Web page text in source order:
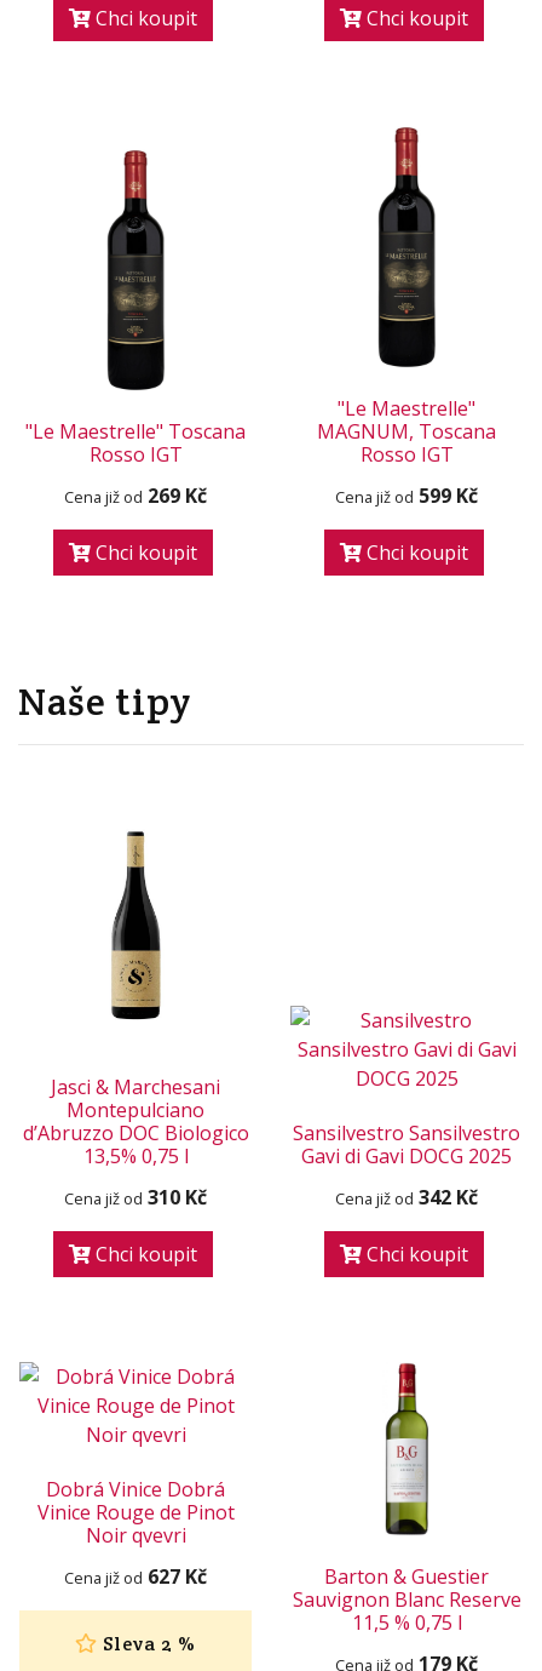
Chci koupit Chci koupit
"Le Maestrelle" Toscana
Rosso IGT
Cena již od 269 Kč
Chci koupit
"Le Maestrelle"
MAGNUM, Toscana
Rosso IGT
Cena již od 599 Kč
Chci koupit
Naše tipy
Jasci & Marchesani
Montepulciano
d’Abruzzo DOC Biologico
13,5% 0,75 l
Cena již od 310 Kč
Chci koupit
Sansilvestro Sansilvestro
Gavi di Gavi DOCG 2025
Cena již od 342 Kč
Chci koupit
Dobrá Vinice Dobrá
Vinice Rouge de Pinot
Noir qvevri
Cena již od 627 Kč
Sleva 2 %
Barton & Guestier
Sauvignon Blanc Reserve
11,5 % 0,75 l
Cena již od 179 Kč